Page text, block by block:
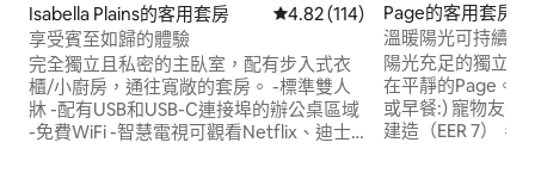
Isabella Plains的客用套房 從 114 則評價中獲得 4.82 的平
4.82 (114)
享受賓至如歸的體驗
完全獨立且私密的主臥室，配有步入式衣
櫃/小廚房，通往寬敞的套房。 -標準雙人
牀 -配有USB和USB-C連接埠的辦公桌區域
-免費WiFi -智慧電視可觀看Netflix、迪士
Page的客用套房
溫暖陽光可持續北
陽光充足的獨立1
在平靜的Page。
或早餐:) 寵物友善
建造（EER 7），